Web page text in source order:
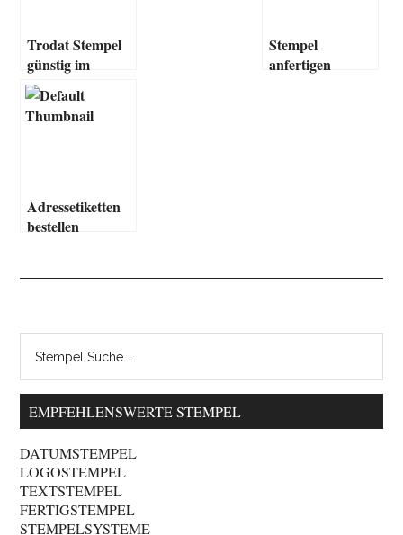
Trodat Stempel
günstig im
Internet bestellen
Stempel
anfertigen
Adressetiketten
bestellen
EMPFEHLENSWERTE STEMPEL
DATUMSTEMPEL
LOGOSTEMPEL
TEXTSTEMPEL
FERTIGSTEMPEL
STEMPELSYSTEME